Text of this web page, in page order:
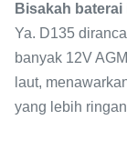
Bisakah
Ya. D135
banyak 12V
laut,
yang lebih